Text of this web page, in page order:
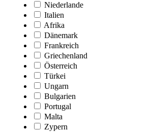
Niederlande
Italien
Afrika
Dänemark
Frankreich
Griechenland
Österreich
Türkei
Ungarn
Bulgarien
Portugal
Malta
Zypern